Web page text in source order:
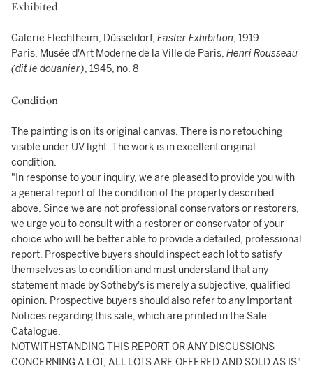
Exhibited
Galerie Flechtheim, Düsseldorf, Easter Exhibition, 1919
Paris, Musée d'Art Moderne de la Ville de Paris, Henri Rousseau
(dit le douanier), 1945, no. 8
Condition
The painting is on its original canvas. There is no retouching
visible under UV light. The work is in excellent original
condition.
"In response to your inquiry, we are pleased to provide you with
a general report of the condition of the property described
above. Since we are not professional conservators or restorers,
we urge you to consult with a restorer or conservator of your
choice who will be better able to provide a detailed, professional
report. Prospective buyers should inspect each lot to satisfy
themselves as to condition and must understand that any
statement made by Sotheby's is merely a subjective, qualified
opinion. Prospective buyers should also refer to any Important
Notices regarding this sale, which are printed in the Sale
Catalogue.
NOTWITHSTANDING THIS REPORT OR ANY DISCUSSIONS
CONCERNING A LOT, ALL LOTS ARE OFFERED AND SOLD AS IS"